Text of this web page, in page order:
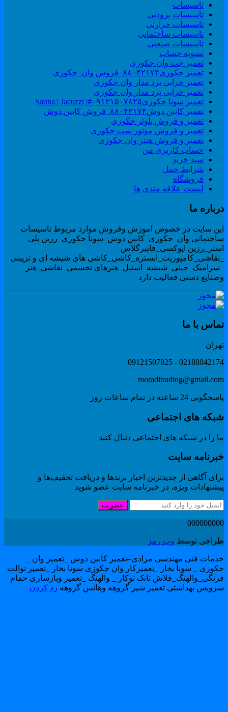
تاسیسات
تاسیسات برودتی
تاسیسات حرارتی
تاسیسات ساختمانی
تاسیسات صنعتی
تسویه حساب
تعمیر جت وان جکوزی
تعمیر جکوزی۸۸۰۴۲۱۷۴_فروش وان_جکوزی
تعمیر خرابی برد مدار وان جکوزی
تعمیر خرابی برد مدار وان جکوزی
تعمیر سونا جکوزی۰۹۱۲۱۵۰۷۸۲۵#| Sauna | Jacuzzi
تعمیر کابین دوش۸۸۰۴۲۱۷۴_فروش کابین دوش
تعمیر و فروش بلوئر جکوزی
تعمیر و فروش موتور پمپ جکوزی
تعمیر و فروش هیتر وان جکوزی
حساب کاربری من
سبد خرید
شرایط حمل
فروشگاه
لیست علاقه مندی ها
ما
سایت در خصوص اموزش وفروش موارد مربوط تاسیسات
وان_جکوزی_کابین دوش_سونا جکوزی_رزین پلی
اپوکسی_فایبرگلاس
های شیشه ای و تزیینی
تجسمی_نقاشی_هنر
دستی فعالیت دارد
با ما
02188042174 -
24 ساعته در تمام ساعات روز
های اجتماعی
را در شبکه های اجتماعی دنبال کنید
سایت
آگاهی از جدیدترین اخبار برندها و دریافت تخفیف‌ها و
ویژه، در خبرنامه سایت عضو شوید
عضویت
توسطوب رمز
فنی مهندسی مرادی–تعمیر کابین دوش _تعمیر وان _
_ سونا بخار _تعمیرکار وان جکوزی سونا بخار _تعمیر توالت
تانک توکار _ والهنگ _تعمیر وبازسازی حمام
بهداشتی تعمیر شیر گروهه وهانس گروههرد کردن